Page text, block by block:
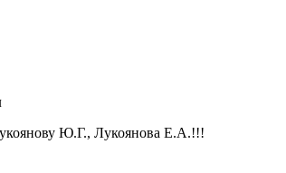
Ю.Г., Лукоянова Е.А.!!!